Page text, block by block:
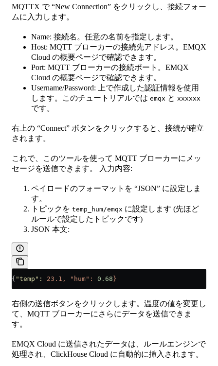
MQTTX で “New Connection” をクリックし、接続フォー
ムに入力します。
Name: 接続名。任意の名前を指定します。
Host: MQTT ブローカーの接続先アドレス。EMQX
Cloud の概要ページで確認できます。
Port: MQTT ブローカーの接続ポート。EMQX
Cloud の概要ページで確認できます。
Username/Password: 上で作成した認証情報を使用
します。このチュートリアルでは emqx と xxxxxx
です。
右上の “Connect” ボタンをクリックすると、接続が確立
されます。
これで、このツールを使って MQTT ブローカーにメッ
セージを送信できます。 入力内容:
ペイロードのフォーマットを “JSON” に設定しま
す。
トピックを temp_hum/emqx に設定します (先ほど
ルールで設定したトピックです)
JSON 本文:
{ "temp" : 23.1, "hum": 0.68 }
右側の送信ボタンをクリックします。温度の値を変更し
て、MQTT ブローカーにさらにデータを送信できま
す。
EMQX Cloud に送信されたデータは、ルールエンジンで
処理され、ClickHouse Cloud に自動的に挿入されます。